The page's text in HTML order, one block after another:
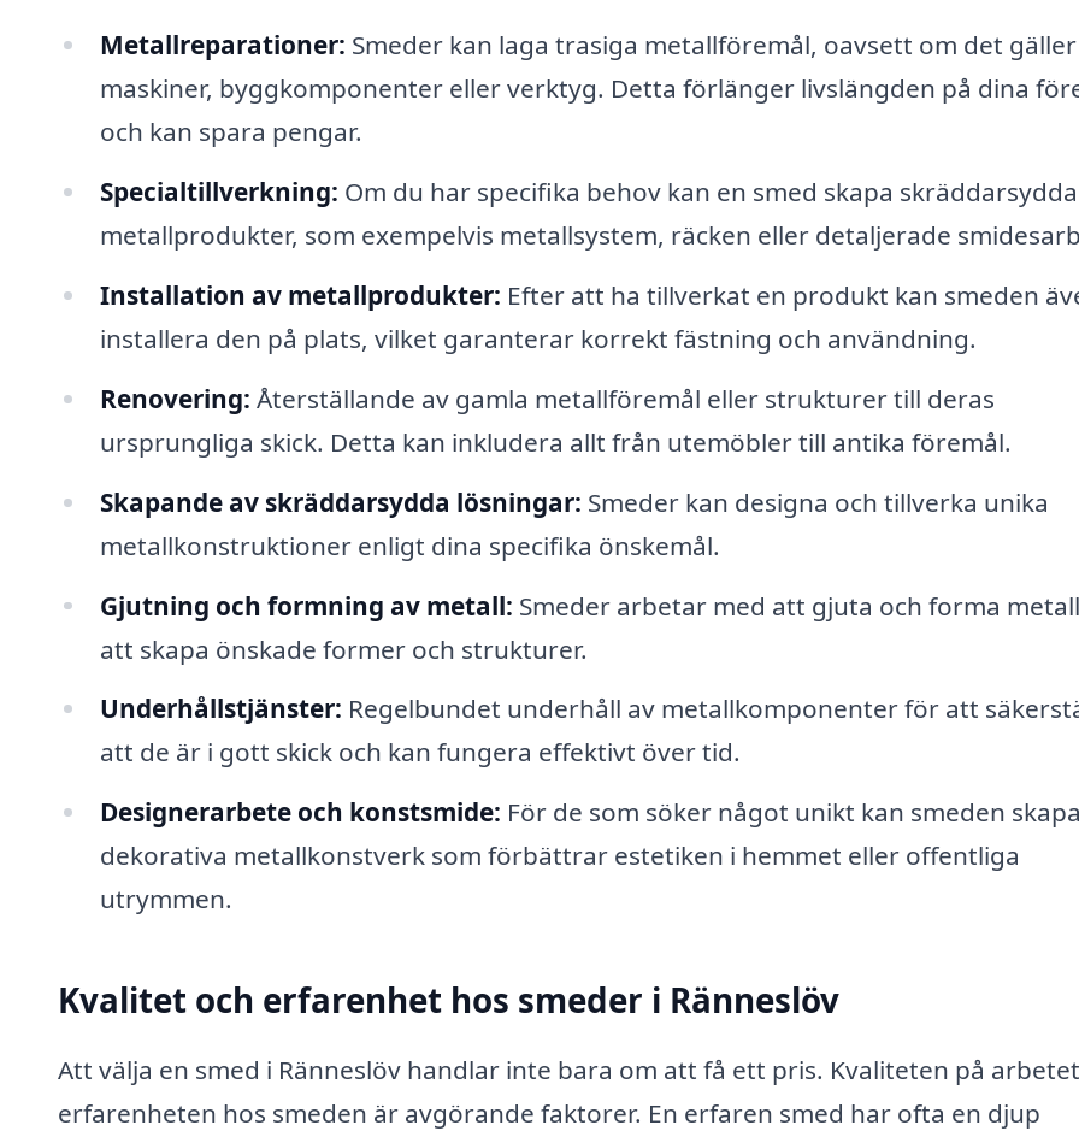
Metallreparationer: Smeder kan laga trasiga metallföremål, oavsett om det gäller
maskiner, byggkomponenter eller verktyg. Detta förlänger livslängden på dina
och kan spara pengar.
Specialtillverkning: Om du har specifika behov kan en smed skapa skräddarsydda
metallprodukter, som exempelvis metallsystem, räcken eller detaljerade
Installation av metallprodukter: Efter att ha tillverkat en produkt kan smeden
installera den på plats, vilket garanterar korrekt fästning och användning.
Renovering: Återställande av gamla metallföremål eller strukturer till deras
ursprungliga skick. Detta kan inkludera allt från utemöbler till antika föremål.
Skapande av skräddarsydda lösningar: Smeder kan designa och tillverka unika
metallkonstruktioner enligt dina specifika önskemål.
Gjutning och formning av metall: Smeder arbetar med att gjuta och forma
att skapa önskade former och strukturer.
Underhållstjänster: Regelbundet underhåll av metallkomponenter för att
att de är i gott skick och kan fungera effektivt över tid.
Designerarbete och konstsmide: För de som söker något unikt kan smeden skapa
dekorativa metallkonstverk som förbättrar estetiken i hemmet eller offentliga
utrymmen.
Kvalitet och erfarenhet hos smeder i Ränneslöv
Att välja en smed i Ränneslöv handlar inte bara om att få ett pris. Kvaliteten på
erfarenheten hos smeden är avgörande faktorer. En erfaren smed har ofta en djup